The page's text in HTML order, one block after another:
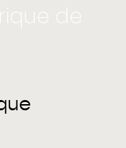
de